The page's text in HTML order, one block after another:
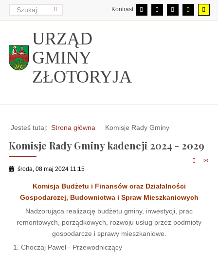
Kontrast
URZĄD
GMINY
ZŁOTORYJA
Jesteś tutaj: Strona główna Komisje Rady Gminy
Komisje Rady Gminy kadencji 2024 - 2029
środa, 08 maj 2024 11:15
Komisja Budżetu i Finansów oraz Działalności
Gospodarczej, Budownictwa i Spraw Mieszkaniowych
Nadzorująca realizację budżetu gminy, inwestycji, prac
remontowych, porządkowych, rozwoju usług przez podmioty
gospodarcze i sprawy mieszkaniowe.
Choczaj Paweł - Przewodniczący